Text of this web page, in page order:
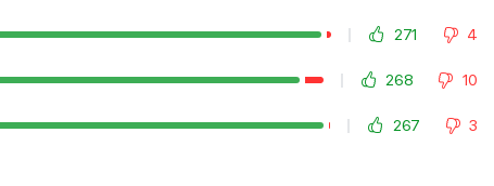
271 4
268 10
267 3